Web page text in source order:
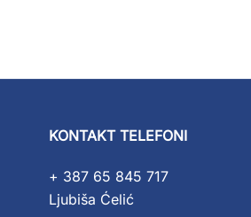
KONTAKT TELEFONI
+ 387 65 845 717
Ljubiša Ćelić